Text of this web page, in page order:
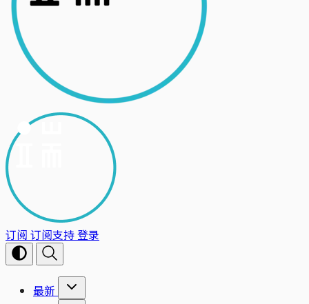
订阅 订阅支持登录
最新